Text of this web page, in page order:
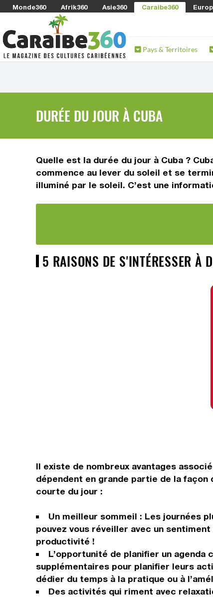
Monde360 Afrik360 Asie360 Caraibe360
Pays & Territoires
DURÉE DU JOUR À CUBA
Quelle est la durée du jour à Cuba ?
commence au lever du soleil et se
illuminé par le soleil. C’est une
5 RAISONS DE S'INTÉRESSER À
Il existe de nombreux avantages
dépendent en grande partie de la
courte du jour :
Un meilleur sommeil : Les journées
pouvez vous réveiller avec un
productivité !
L’opportunité de planifier un agenda
supplémentaires pour planifier leurs
dédier du temps à la pratique ou à
Des activités qui riment avec